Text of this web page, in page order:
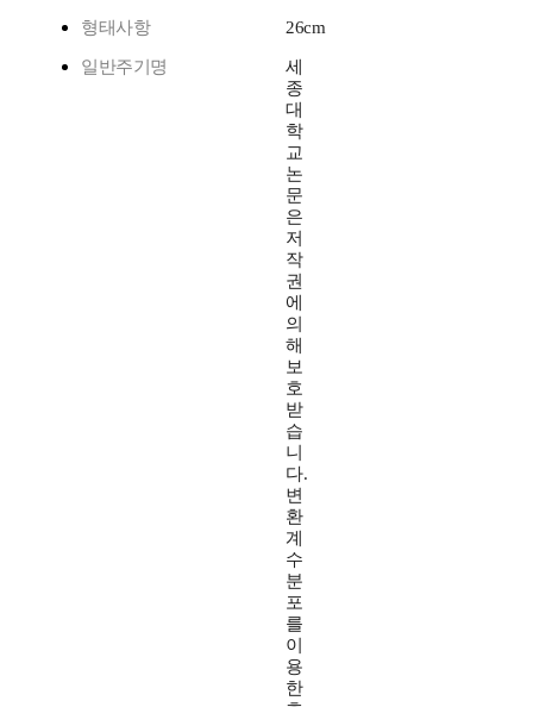
형태사항 26cm
일반주기명
세
종
대
학
교
논
문
은
저
작
권
에
의
해
보
호
받
습
니
다.
변
환
계
수
분
포
를
이
용
한